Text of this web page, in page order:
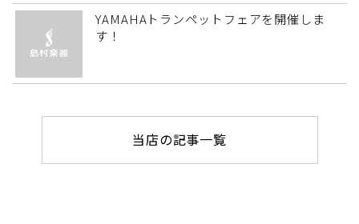
YAMAHAトランペットフェアを開催しま
す！
当店の記事一覧